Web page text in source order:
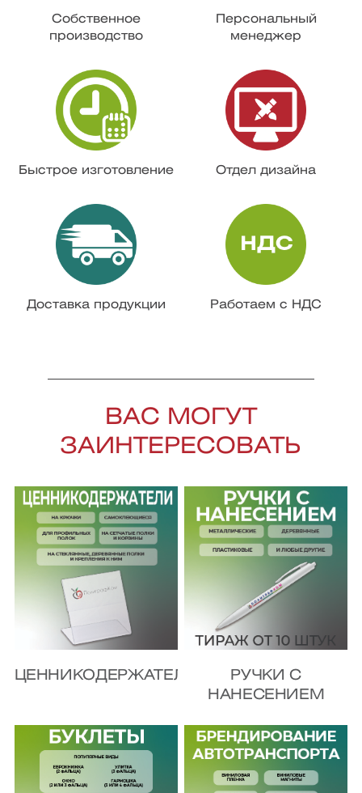
Собственное
производство
Персональный
менеджер
Быстрое изготовление Отдел дизайна
Доставка продукции Работаем с НДС
ВАС МОГУТ
ЗАИНТЕРЕСОВАТЬ
ЦЕННИКОДЕРЖАТЕЛИ
РУЧКИ С
НАНЕСЕНИЕМ